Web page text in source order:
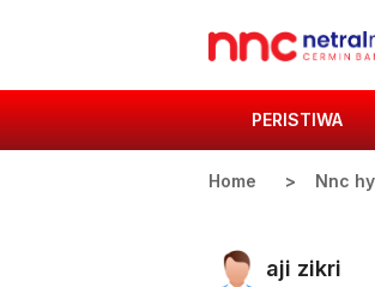
PERISTIWA
Home Nnc
aji zikri